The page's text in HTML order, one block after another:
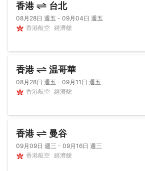
香港 台北
08月28日 週五 - 09月04日 週五
香港航空 經濟艙
香港 温哥華
08月28日 週五 - 09月11日 週五
香港航空 經濟艙
香港 曼谷
09月09日 週三 - 09月16日 週三
香港航空 經濟艙